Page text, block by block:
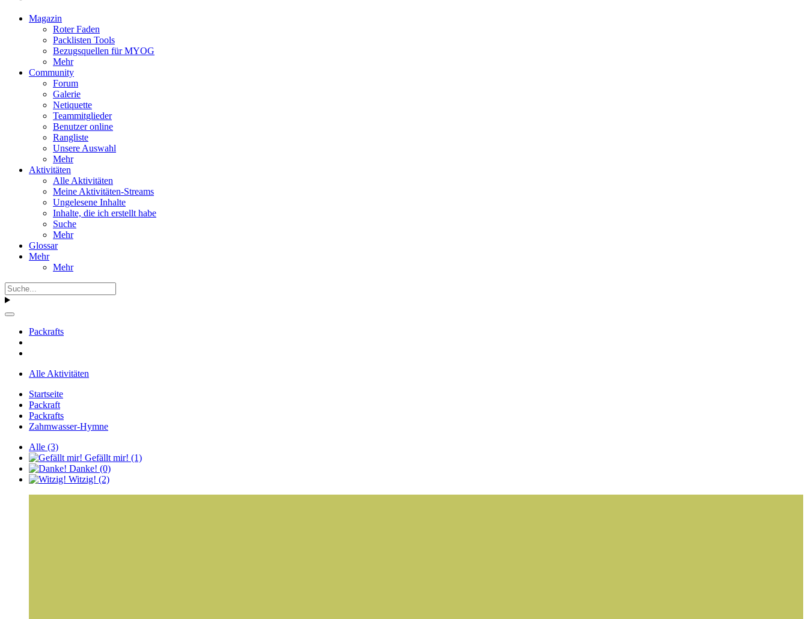
Magazin
Roter Faden
Packlisten Tools
Bezugsquellen für MYOG
Mehr
Community
Forum
Galerie
Netiquette
Teammitglieder
Benutzer online
Rangliste
Unsere Auswahl
Mehr
Aktivitäten
Alle Aktivitäten
Meine Aktivitäten-Streams
Ungelesene Inhalte
Inhalte, die ich erstellt habe
Suche
Mehr
Glossar
Mehr
Mehr
Packrafts
Alle Aktivitäten
Startseite
Packraft
Packrafts
Zahmwasser-Hymne
Alle (3)
Gefällt mir! (1)
Danke! (0)
Witzig! (2)